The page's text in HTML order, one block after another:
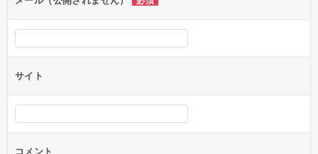
サイト
コメント